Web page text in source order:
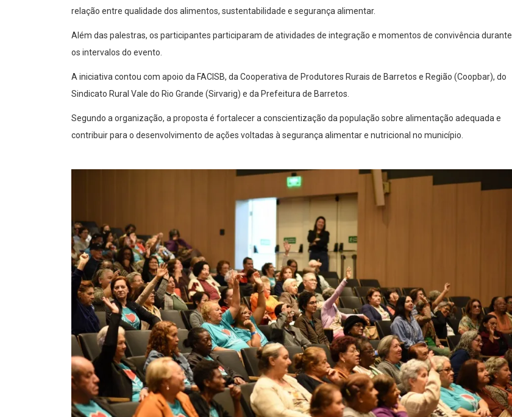
relação entre qualidade dos alimentos, sustentabilidade e segurança alimentar.
Além das palestras, os participantes participaram de atividades de integração e momentos de convivência durante
os intervalos do evento.
A iniciativa contou com apoio da FACISB, da Cooperativa de Produtores Rurais de Barretos e Região (Coopbar), do
Sindicato Rural Vale do Rio Grande (Sirvarig) e da Prefeitura de Barretos.
Segundo a organização, a proposta é fortalecer a conscientização da população sobre alimentação adequada e
contribuir para o desenvolvimento de ações voltadas à segurança alimentar e nutricional no município.